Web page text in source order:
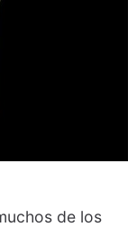
de los